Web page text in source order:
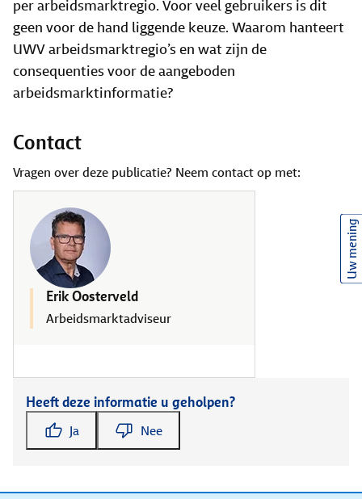
per arbeidsmarktregio. Voor veel gebruikers is dit
geen voor de hand liggende keuze. Waarom hanteert
UWV arbeidsmarktregio’s en wat zijn de
consequenties voor de aangeboden
arbeidsmarktinformatie?
Contact
Vragen over deze publicatie? Neem contact op met:
Erik Oosterveld
Arbeidsmarktadviseur
Heeft deze informatie u geholpen?
Ja Nee
Uw mening